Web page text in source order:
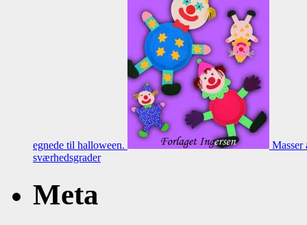
egnede til halloween.
Masser
sværhedsgrader
Meta